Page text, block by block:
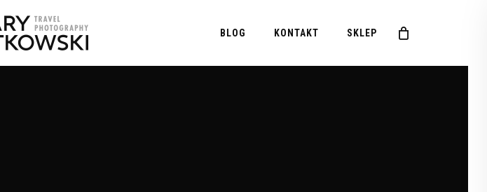
BLOG KONTAKT SKLEP